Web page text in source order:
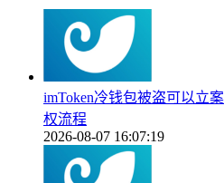
imToken冷钱包被盗可以立
权流程
2026-08-07 16:07:19